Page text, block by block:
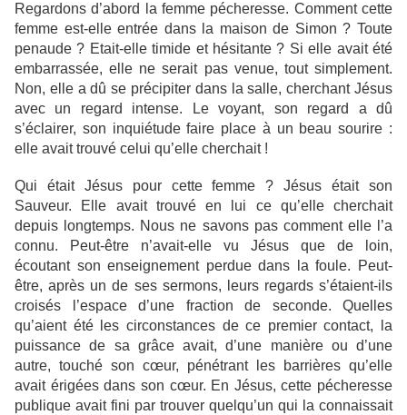
Regardons d’abord la femme pécheresse. Comment cette
femme est-elle entrée dans la maison de Simon ? Toute
penaude ? Etait-elle timide et hésitante ? Si elle avait été
embarrassée, elle ne serait pas venue, tout simplement.
Non, elle a dû se précipiter dans la salle, cherchant Jésus
avec un regard intense. Le voyant, son regard a dû
s’éclairer, son inquiétude faire place à un beau sourire :
elle avait trouvé celui qu’elle cherchait !
Qui était Jésus pour cette femme ? Jésus était son
Sauveur. Elle avait trouvé en lui ce qu’elle cherchait
depuis longtemps. Nous ne savons pas comment elle l’a
connu. Peut-être n’avait-elle vu Jésus que de loin,
écoutant son enseignement perdue dans la foule. Peut-
être, après un de ses sermons, leurs regards s’étaient-ils
croisés l’espace d’une fraction de seconde. Quelles
qu’aient été les circonstances de ce premier contact, la
puissance de sa grâce avait, d’une manière ou d’une
autre, touché son cœur, pénétrant les barrières qu’elle
avait érigées dans son cœur. En Jésus, cette pécheresse
publique avait fini par trouver quelqu’un qui la connaissait